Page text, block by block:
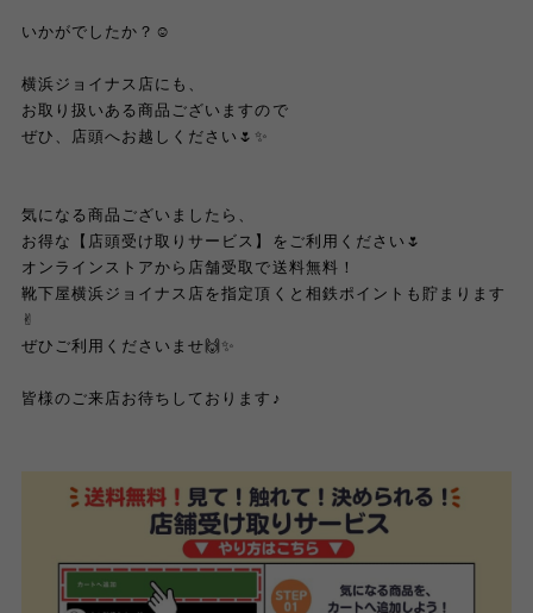
いかがでしたか？☺️
横浜ジョイナス店にも、
お取り扱いある商品ございますので
ぜひ、店頭へお越しください🌷✨
気になる商品ございましたら、
お得な【店頭受け取りサービス】をご利用ください🌷
オンラインストアから店舗受取で送料無料！
靴下屋横浜ジョイナス店を指定頂くと相鉄ポイントも貯まります
✌︎
ぜひご利用くださいませ🙌✨
皆様のご来店お待ちしております♪